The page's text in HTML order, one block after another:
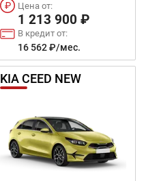
Цена от:
1 213 900 ₽
В кредит от:
16 562 ₽/мес.
KIA CEED NEW